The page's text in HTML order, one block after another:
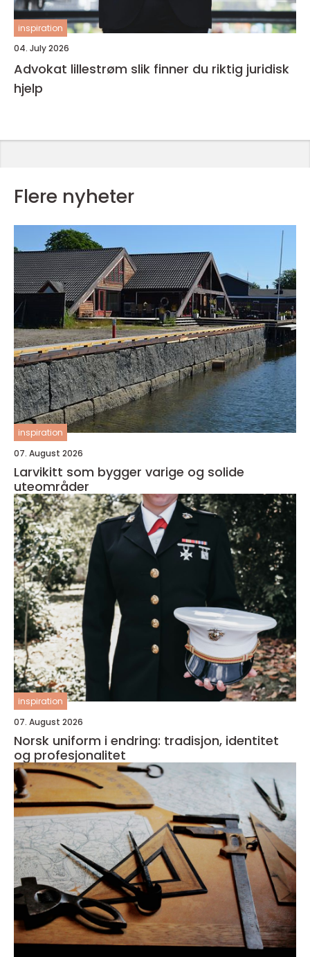
inspiration
04. July 2026
Advokat lillestrøm slik finner du riktig juridisk
hjelp
Flere nyheter
inspiration
07. August 2026
Larvikitt som bygger varige og solide
uteområder
inspiration
07. August 2026
Norsk uniform i endring: tradisjon, identitet
og profesjonalitet